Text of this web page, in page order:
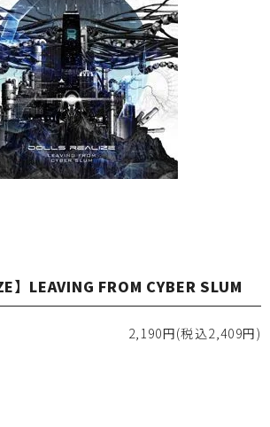
】LEAVING FROM CYBER SLUM
2,190円(税込2,409円)